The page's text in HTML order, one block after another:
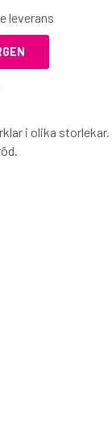
leverans
i olika